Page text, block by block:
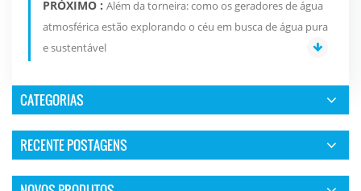
PRÓXIMO : Além da torneira: como os geradores de água
atmosférica estão explorando o céu em busca de água pura
e sustentável
CATEGORIAS
RECENTE POSTAGENS